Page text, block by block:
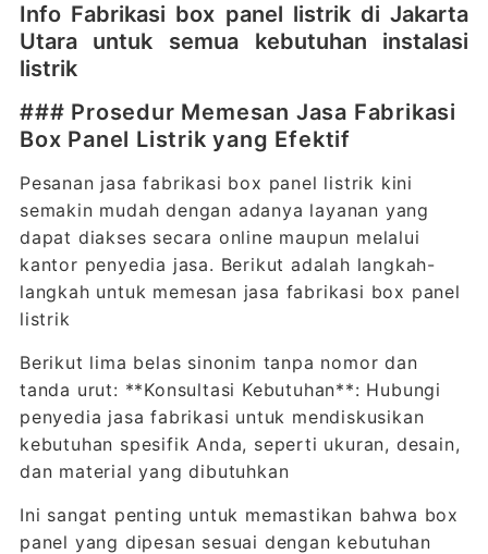
Info Fabrikasi box panel listrik di Jakarta
Utara untuk semua kebutuhan instalasi
listrik
### Prosedur Memesan Jasa Fabrikasi
Box Panel Listrik yang Efektif
Pesanan jasa fabrikasi box panel listrik kini
semakin mudah dengan adanya layanan yang
dapat diakses secara online maupun melalui
kantor penyedia jasa. Berikut adalah langkah-
langkah untuk memesan jasa fabrikasi box panel
listrik
Berikut lima belas sinonim tanpa nomor dan
tanda urut: **Konsultasi Kebutuhan**: Hubungi
penyedia jasa fabrikasi untuk mendiskusikan
kebutuhan spesifik Anda, seperti ukuran, desain,
dan material yang dibutuhkan
Ini sangat penting untuk memastikan bahwa box
panel yang dipesan sesuai dengan kebutuhan